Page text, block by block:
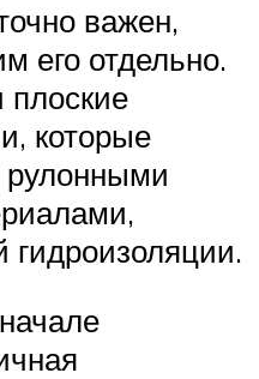
важен,
его отдельно.
плоские
которые
рулонными
гидроизоляции.